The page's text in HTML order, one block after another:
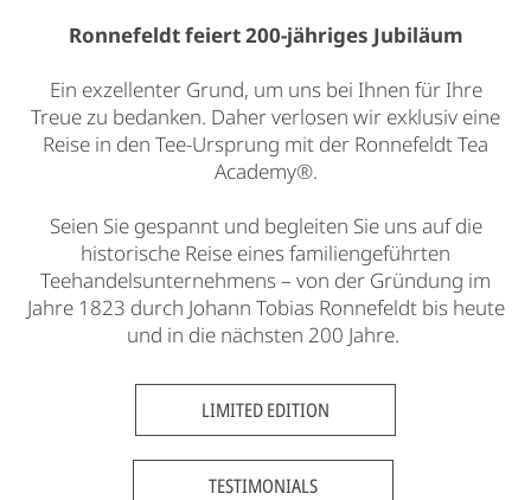
Ronnefeldt feiert 200-jähriges Jubiläum
Ein exzellenter Grund, um uns bei Ihnen für Ihre
Treue zu bedanken. Daher verlosen wir exklusiv eine
Reise in den Tee-Ursprung mit der Ronnefeldt Tea
Academy®.
Seien Sie gespannt und begleiten Sie uns auf die
historische Reise eines familiengeführten
Teehandelsunternehmens – von der Gründung im
Jahre 1823 durch Johann Tobias Ronnefeldt bis heute
und in die nächsten 200 Jahre.
LIMITED EDITION
TESTIMONIALS